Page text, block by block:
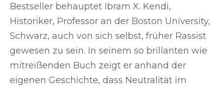
Bestseller behauptet Ibram X. Kendi,
Historiker, Professor an der Boston University,
Schwarz, auch von sich selbst, früher Rassist
gewesen zu sein. In seinem so brillanten wie
mitreißenden Buch zeigt er anhand der
eigenen Geschichte, dass Neutralität im